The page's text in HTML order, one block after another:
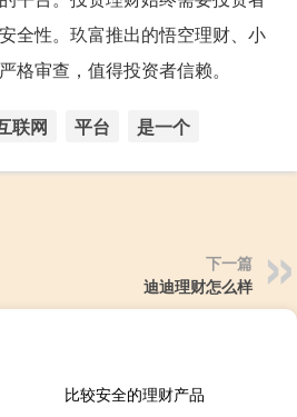
全性。玖富推出的悟空理财、小
格审查，值得投资者信赖。
联网 平台 是一个
下一篇
迪迪理财怎么样
比较安全的理财产品